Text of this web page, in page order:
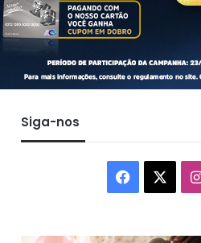
Siga-nos
Facebook